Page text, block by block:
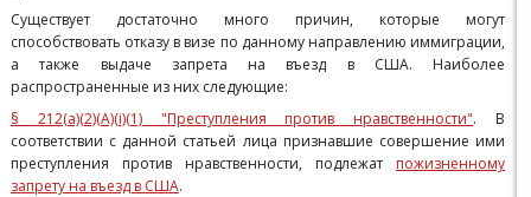
Существует достаточно много причин, которые могут
способствовать отказу в визе по данному направлению иммиграции,
а также выдаче запрета на въезд в США. Наиболее
распространенные из них следующие:
§ 212(a)(2)(A)(i)(1) "Преступления против нравственности". В
соответствии с данной статьей лица признавшие совершение ими
преступления против нравственности, подлежат пожизненному
запрету на въезд в США.